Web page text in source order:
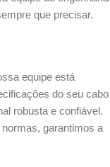
que precisar.
equipe está
do seu cabo
robusta e confiável.
garantimos a